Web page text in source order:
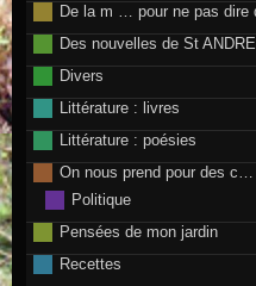
De la m … pour ne pas dire
Des nouvelles de St ANDRE
Divers
Littérature : livres
Littérature : poésies
On nous prend pour des c…
Politique
Pensées de mon jardin
Recettes